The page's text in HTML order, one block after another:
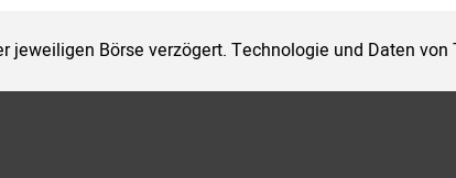
Börse verzögert. Technologie und Daten